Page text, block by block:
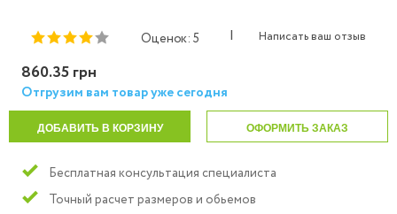
Оценок: 5 | Написать ваш отзыв
860.35 грн
Отгрузим вам товар уже сегодня
ДОБАВИТЬ В КОРЗИНУ ОФОРМИТЬ ЗАКАЗ
Бесплатная консультация специалиста
Точный расчет размеров и обьемов